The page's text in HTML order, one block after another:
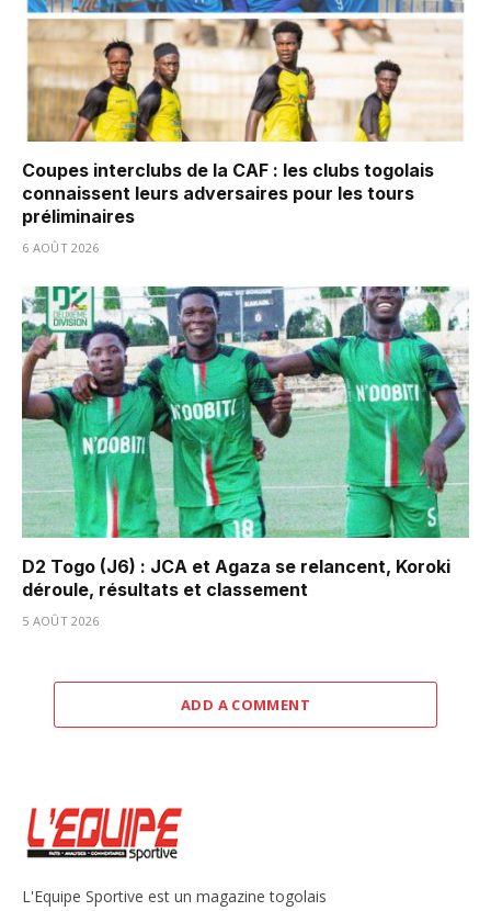
Coupes interclubs de la CAF : les clubs togolais
connaissent leurs adversaires pour les tours
préliminaires
6 AOÛT 2026
D2 Togo (J6) : JCA et Agaza se relancent, Koroki
déroule, résultats et classement
5 AOÛT 2026
ADD A COMMENT
L'Equipe Sportive est un magazine togolais